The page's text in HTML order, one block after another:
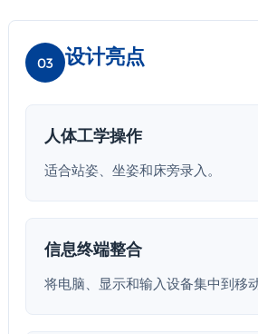
03 设计亮点
人体工学操作
适合站姿、坐姿和床旁录入。
信息终端整合
将电脑、显示和输入设备集中到移